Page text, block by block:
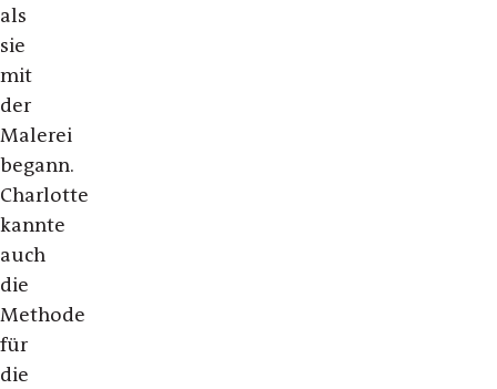
als
sie
mit
der
Malerei
begann.
Charlotte
kannte
auch
die
Methode
für
die